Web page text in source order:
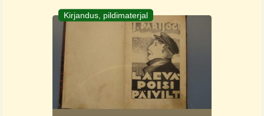
Kirjandus, pildimaterjal